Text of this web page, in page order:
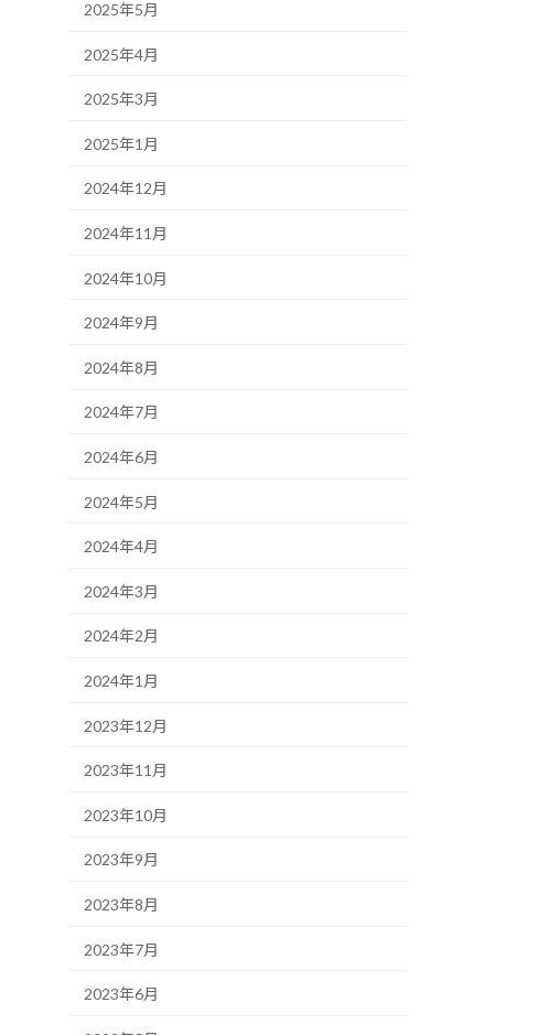
2025年5月
2025年4月
2025年3月
2025年1月
2024年12月
2024年11月
2024年10月
2024年9月
2024年8月
2024年7月
2024年6月
2024年5月
2024年4月
2024年3月
2024年2月
2024年1月
2023年12月
2023年11月
2023年10月
2023年9月
2023年8月
2023年7月
2023年6月